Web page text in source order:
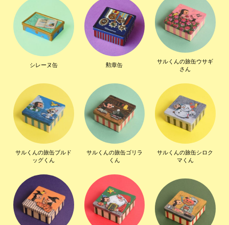
シレーヌ缶 勲章缶
サルくんの旅缶ウサギ
さん
サルくんの旅缶ブルド
ッグくん
サルくんの旅缶ゴリラ
くん
サルくんの旅缶シロク
マくん